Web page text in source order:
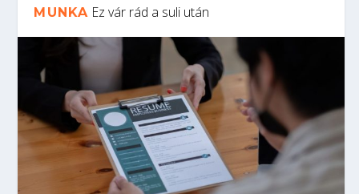
MUNKA Ez vár rád a suli után